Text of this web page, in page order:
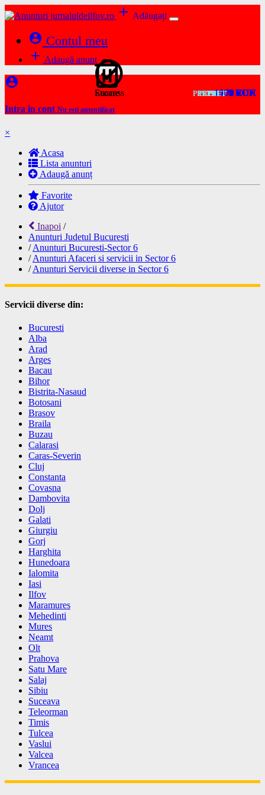
add Adăugați
account_circle Contul meu
add Adaugă anunț
account_circle
Intra in cont Nu esti autentificat
×
Acasa
Lista anunturi
Adaugă anunț
Favorite
Ajutor
Inapoi /
Anunturi Judetul Bucuresti
/Anunturi Bucuresti-Sector 6
/Anunturi Afaceri si servicii in Sector 6
/Anunturi Servicii diverse in Sector 6
Success
Eroare
Servicii diverse din:
Bucuresti
Alba
Arad
Arges
Bacau
Bihor
Bistrita-Nasaud
Botosani
Brasov
Braila
Buzau
Calarasi
Caras-Severin
Cluj
Constanta
Covasna
Dambovita
Dolj
Galati
Giurgiu
Gorj
Harghita
Hunedoara
Ialomita
Iasi
Ilfov
Maramures
Mehedinti
Mures
Neamt
Olt
Prahova
Satu Mare
Salaj
Sibiu
Suceava
Teleorman
Timis
Tulcea
Vaslui
Valcea
Vrancea
PRET1 EUR
PRET179 EUR
PRET1 RON
PRET100 RON
PRET1000 RON
PRET1 RON
PRET1 EUR
PRET1000 RON
PRET1 RON